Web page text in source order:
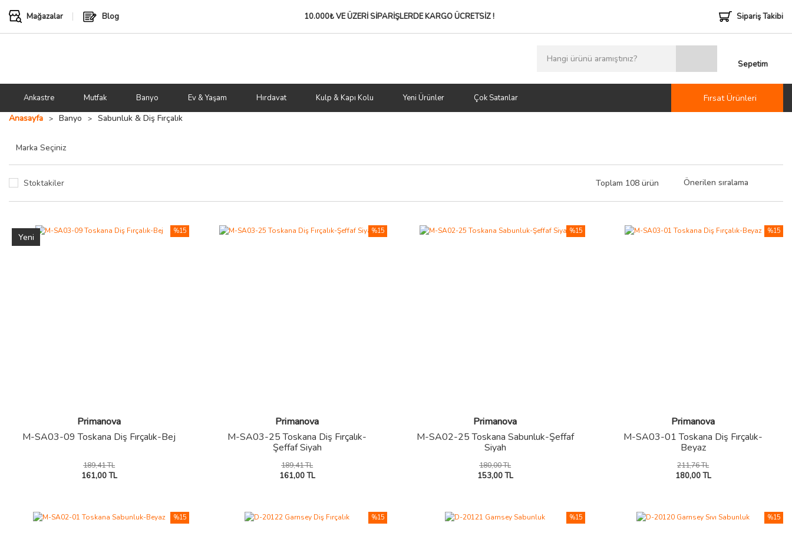
Mağazalar Blog 10.000₺ VE ÜZERİ SİPARİŞLERDEKARGO ÜCRETSİZ ! Sipariş Takibi
Sepetim
Ankastre Mutfak Banyo Ev & Yaşam Hırdavat Kulp & Kapı Kolu Yeni Ürünler Çok Satanlar
Fırsat Ürünleri
Anasayfa
Banyo Sabunluk & Diş Fırçalık
Stoktakiler Toplam 108 ürün
Yeni
Primanova
M-SA03-09 Toskana Diş Fırçalık-Bej
189,41 TL
161,00 TL
%15
Primanova
M-SA03-25 Toskana Diş Fırçalık-
Şeffaf Siyah
189,41 TL
161,00 TL
%15
Primanova
M-SA02-25 Toskana Sabunluk-Şeffaf
Siyah
180,00 TL
153,00 TL
%15
Primanova
M-SA03-01 Toskana Diş Fırçalık-
Beyaz
211,76 TL
180,00 TL
%15
%15 %15 %15 %15